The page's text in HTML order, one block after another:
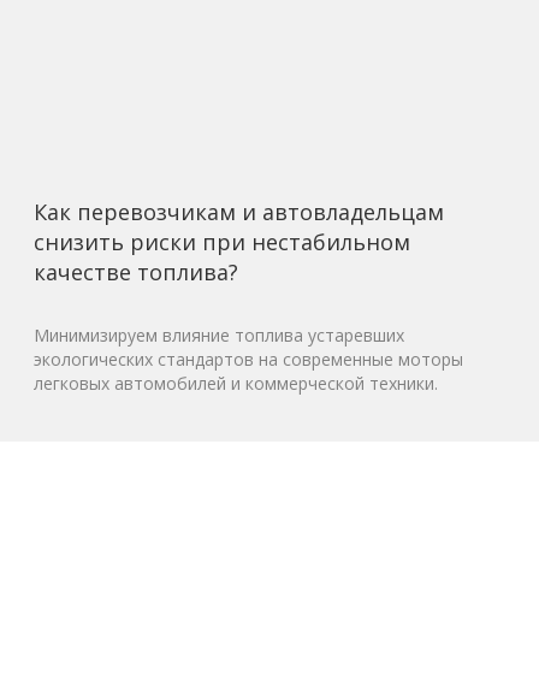
Как перевозчикам и автовладельцам
снизить риски при нестабильном
качестве топлива?
Минимизируем влияние топлива устаревших
экологических стандартов на современные моторы
легковых автомобилей и коммерческой техники.